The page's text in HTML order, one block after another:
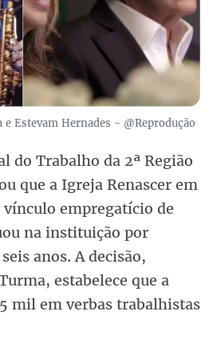
e Estevam Hernades - @Reprodução
do Trabalho da 2ª Região
que a Igreja Renascer em
empregatício de
na instituição por
anos. A decisão,
estabelece que a
mil em verbas trabalhistas